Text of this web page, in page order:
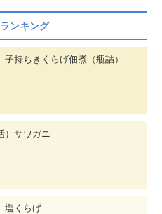
ンキング
持ちきくらげ佃煮（瓶詰）
サワガニ
くらげ